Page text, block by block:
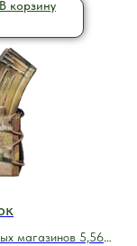
В корзину
магазинов 5,56